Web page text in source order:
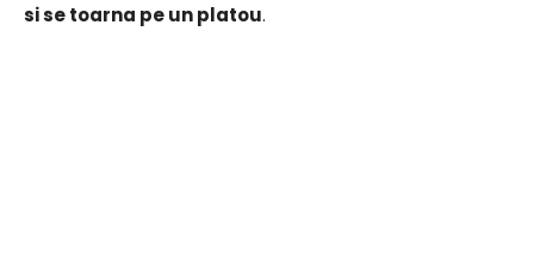
si se toarna pe un platou.